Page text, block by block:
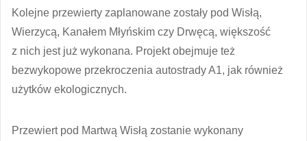
Kolejne przewierty zaplanowane zostały pod Wisłą,
Wierzycą, Kanałem Młyńskim czy Drwęcą, większość
z nich jest już wykonana. Projekt obejmuje też
bezwykopowe przekroczenia autostrady A1, jak również
użytków ekologicznych.
Przewiert pod Martwą Wisłą zostanie wykonany